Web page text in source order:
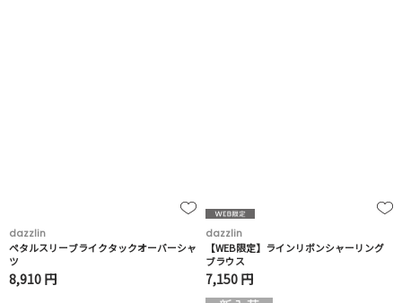
dazzlin
ペタルスリーブライクタックオーバーシャ
ツ
8,910 円
dazzlin
【WEB限定】ラインリボンシャーリング
ブラウス
7,150 円